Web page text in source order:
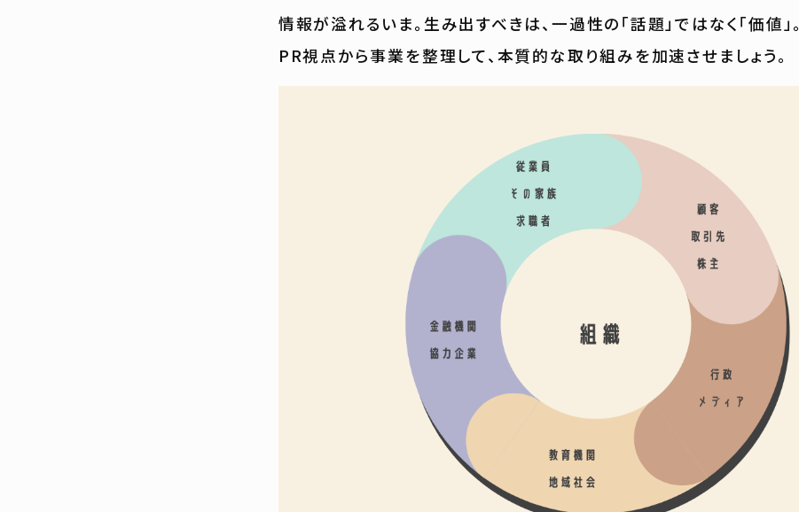
情報が溢れるいま。生み出すべきは、一過性の「話題」ではなく「価値」。
PR視点から事業を整理して、本質的な取り組みを加速させましょう。